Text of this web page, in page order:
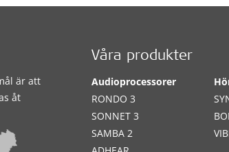
är att
åt
Våra produkter
Audioprocessorer
RONDO 3
SONNET 3
SAMBA 2